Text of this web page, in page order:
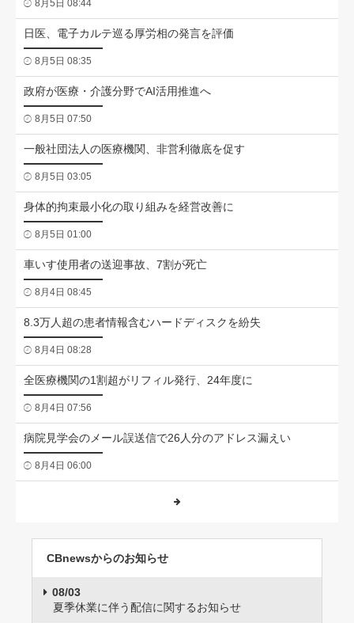
8月5日 08:44
日医、電子カルテ巡る厚労相の発言を評価
8月5日 08:35
政府が医療・介護分野でAI活用推進へ
8月5日 07:50
一般社団法人の医療機関、非営利徹底を促す
8月5日 03:05
身体的拘束最小化の取り組みを経営改善に
8月5日 01:00
車いす使用者の送迎事故、7割が死亡
8月4日 08:45
8.3万人超の患者情報含むハードディスクを紛失
8月4日 08:28
全医療機関の1割超がリフィル発行、24年度に
8月4日 07:56
病院見学会のメール誤送信で26人分のアドレス漏えい
8月4日 06:00
CBnewsからのお知らせ
08/03
夏季休業に伴う配信に関するお知らせ